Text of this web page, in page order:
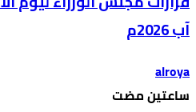
آب 2026م
alroya
‫‫‫‏‫ساعتين مضت‬